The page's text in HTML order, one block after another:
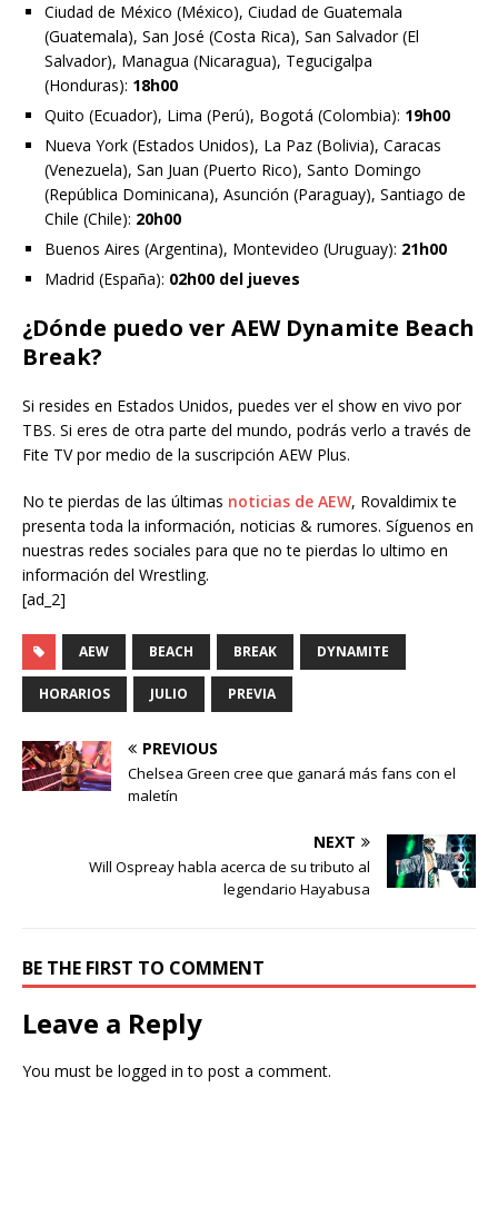
Ciudad de México (México), Ciudad de Guatemala
(Guatemala), San José (Costa Rica), San Salvador (El
Salvador), Managua (Nicaragua), Tegucigalpa
(Honduras): 18h00
Quito (Ecuador), Lima (Perú), Bogotá (Colombia): 19h00
Nueva York (Estados Unidos), La Paz (Bolivia), Caracas
(Venezuela), San Juan (Puerto Rico), Santo Domingo
(República Dominicana), Asunción (Paraguay), Santiago de
Chile (Chile): 20h00
Buenos Aires (Argentina), Montevideo (Uruguay): 21h00
Madrid (España): 02h00 del jueves
¿Dónde puedo ver AEW Dynamite Beach
Break?
Si resides en Estados Unidos, puedes ver el show en vivo por
TBS. Si eres de otra parte del mundo, podrás verlo a través de
Fite TV por medio de la suscripción AEW Plus.
No te pierdas de las últimas noticias de AEW, Rovaldimix te
presenta toda la información, noticias & rumores. Síguenos en
nuestras redes sociales para que no te pierdas lo ultimo en
información del Wrestling.
[ad_2]
AEW BEACH BREAK DYNAMITE
HORARIOS JULIO PREVIA
PREVIOUS
Chelsea Green cree que ganará más fans con el
maletín
NEXT
Will Ospreay habla acerca de su tributo al
legendario Hayabusa
BE THE FIRST TO COMMENT
Leave a Reply
You must be logged in to post a comment.